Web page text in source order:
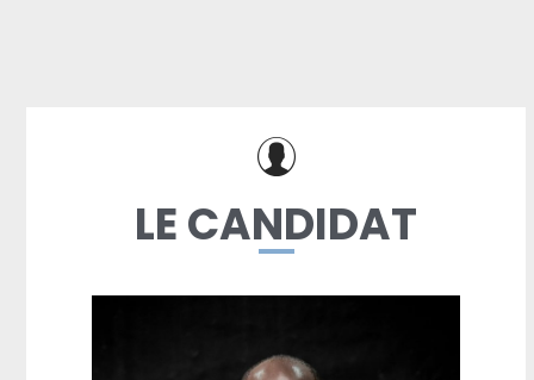
LE CANDIDAT